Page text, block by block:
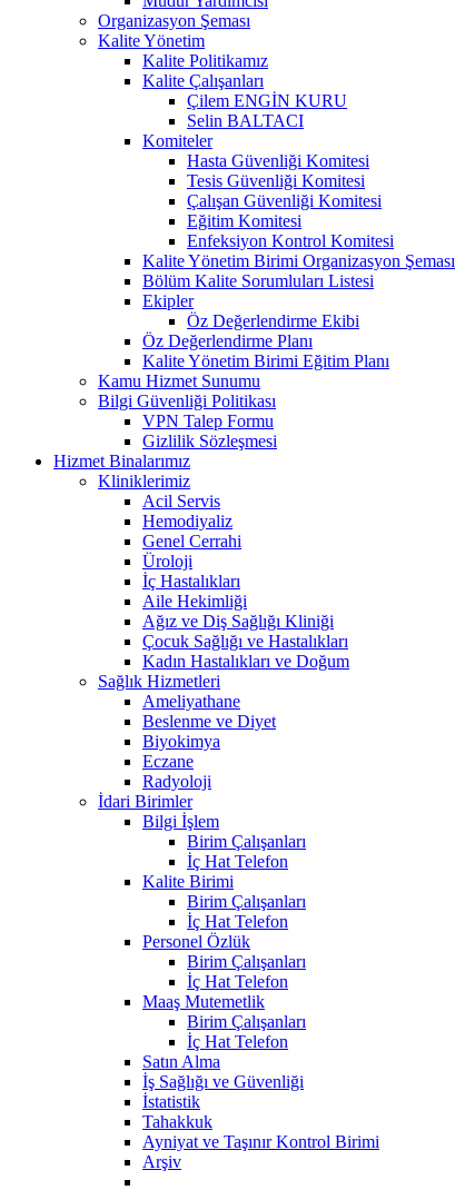
Organizasyon Şeması
Kalite Yönetim
Kalite Politikamız
Kalite Çalışanları
Çilem ENGİN KURU
Selin BALTACI
Komiteler
Hasta Güvenliği Komitesi
Tesis Güvenliği Komitesi
Çalışan Güvenliği Komitesi
Eğitim Komitesi
Enfeksiyon Kontrol Komitesi
Kalite Yönetim Birimi Organizasyon Şeması
Bölüm Kalite Sorumluları Listesi
Ekipler
Öz Değerlendirme Ekibi
Öz Değerlendirme Planı
Kalite Yönetim Birimi Eğitim Planı
Kamu Hizmet Sunumu
Bilgi Güvenliği Politikası
VPN Talep Formu
Gizlilik Sözleşmesi
Hizmet Binalarımız
Kliniklerimiz
Acil Servis
Hemodiyaliz
Genel Cerrahi
Üroloji
İç Hastalıkları
Aile Hekimliği
Ağız ve Diş Sağlığı Kliniği
Çocuk Sağlığı ve Hastalıkları
Kadın Hastalıkları ve Doğum
Sağlık Hizmetleri
Ameliyathane
Beslenme ve Diyet
Biyokimya
Eczane
Radyoloji
İdari Birimler
Bilgi İşlem
Birim Çalışanları
İç Hat Telefon
Kalite Birimi
Birim Çalışanları
İç Hat Telefon
Personel Özlük
Birim Çalışanları
İç Hat Telefon
Maaş Mutemetlik
Birim Çalışanları
İç Hat Telefon
Satın Alma
İş Sağlığı ve Güvenliği
İstatistik
Tahakkuk
Ayniyat ve Taşınır Kontrol Birimi
Arşiv